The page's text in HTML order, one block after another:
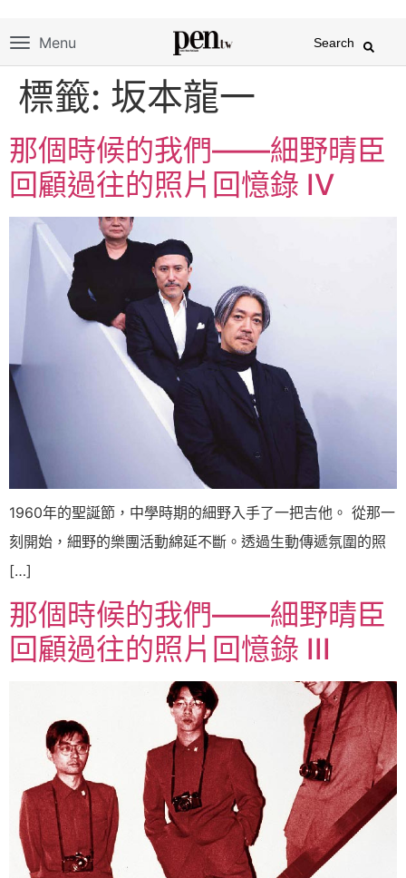
Menu Search
標籤: 坂本龍一
那個時候的我們——細野晴臣
回顧過往的照片回憶錄 IV
1960年的聖誕節，中學時期的細野入手了一把吉他。 從那一
刻開始，細野的樂團活動綿延不斷。透過生動傳遞氛圍的照
[…]
那個時候的我們——細野晴臣
回顧過往的照片回憶錄 III